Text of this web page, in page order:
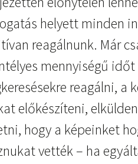
helyett minden
reagálnunk. Már
mennyiségű időt
reagálni, a
előkészíteni,
hogy a képeinket
vették – ha